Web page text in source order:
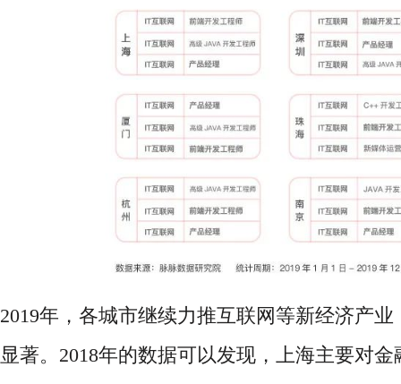
2019年，各城市继续力推互联网等新经济产
显著。2018年的数据可以发现，上海主要对